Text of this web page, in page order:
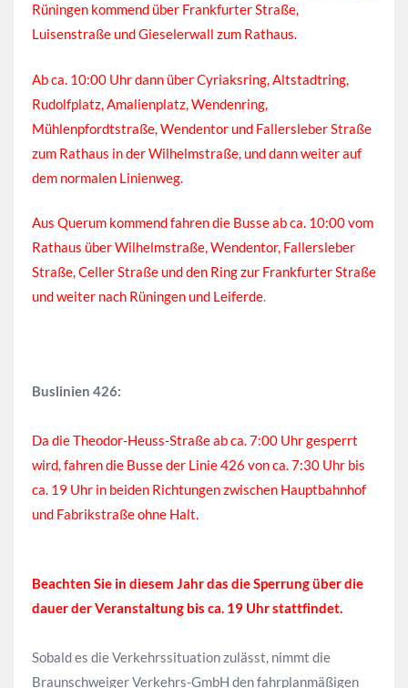
Rüningen kommend über Frankfurter Straße,
Luisenstraße und Gieselerwall zum Rathaus.
Ab ca. 10:00 Uhr dann über Cyriaksring, Altstadtring,
Rudolfplatz, Amalienplatz, Wendenring,
Mühlenpfordtstraße, Wendentor und Fallersleber Straße
zum Rathaus in der Wilhelmstraße, und dann weiter auf
dem normalen Linienweg.
Aus Querum kommend fahren die Busse ab ca. 10:00 vom
Rathaus über Wilhelmstraße, Wendentor, Fallersleber
Straße, Celler Straße und den Ring zur Frankfurter Straße
und weiter nach Rüningen und Leiferde.
Buslinien 426:
Da die Theodor-Heuss-Straße ab ca. 7:00 Uhr gesperrt
wird, fahren die Busse der Linie 426 von ca. 7:30 Uhr bis
ca. 19 Uhr in beiden Richtungen zwischen Hauptbahnhof
und Fabrikstraße ohne Halt.
Beachten Sie in diesem Jahr das die Sperrung über die
dauer der Veranstaltung bis ca. 19 Uhr stattfindet.
Sobald es die Verkehrssituation zulässt, nimmt die
Braunschweiger Verkehrs-GmbH den fahrplanmäßigen